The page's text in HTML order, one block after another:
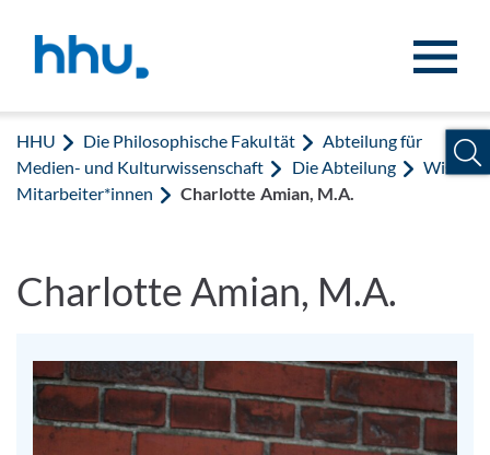
HHU Die Philosophische Fakultät
Abteilung für
Medien- und Kulturwissenschaft
Die Abteilung
Wiss.
Mitarbeiter*innen
Charlotte Amian, M.A.
Charlotte Amian, M.A.